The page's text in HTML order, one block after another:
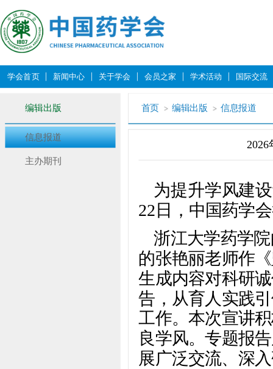
学会首页 新闻中心 关于学会 会员之家 学术活动 国际交流
编辑出版
信息报道
主办期刊
首页 编辑出版 信息报道
为提升学风建
22日，中国药学
浙江大学药学
的张艳丽老师作
生成内容对科研
告，从育人实践
工作。本次宣讲
良学风。专题报
展广泛交流、深